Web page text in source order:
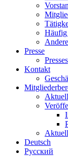
Häufig
Presse
Kontakt
Deutsch
Русский